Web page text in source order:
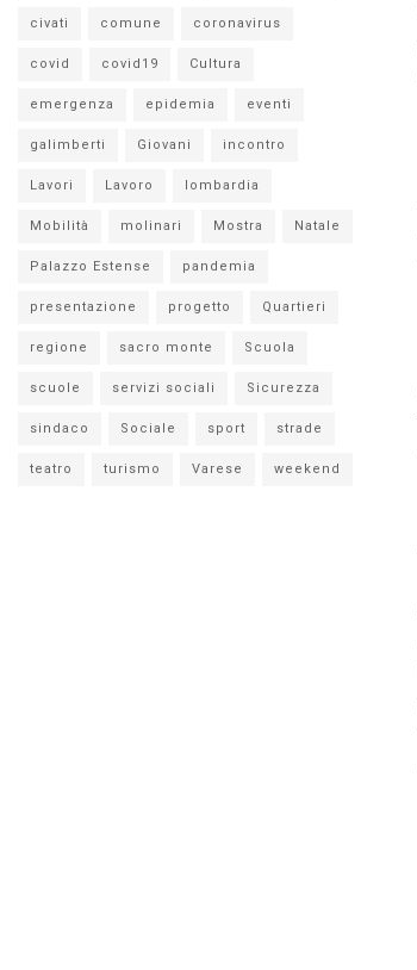
civati comune coronavirus
covid covid19 Cultura
emergenza epidemia eventi
galimberti Giovani incontro
Lavori Lavoro lombardia
Mobilità molinari Mostra Natale
Palazzo Estense pandemia
presentazione progetto Quartieri
regione sacro monte Scuola
scuole servizi sociali Sicurezza
sindaco Sociale sport strade
teatro turismo Varese weekend